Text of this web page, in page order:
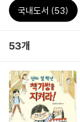
국내도서 (53)
53개